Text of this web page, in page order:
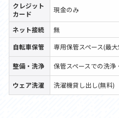
クレジット
カード
現金のみ
ネット接続
無
自転車保管
専用保管スペース(最
整備・洗浄 保管スペースでの洗浄
ウェア洗濯 洗濯機貸し出し(無料)